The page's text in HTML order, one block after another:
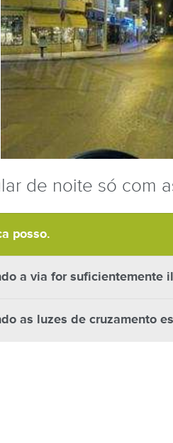
de noite só com
posso.
a via for suficientemente
as luzes de cruzamento